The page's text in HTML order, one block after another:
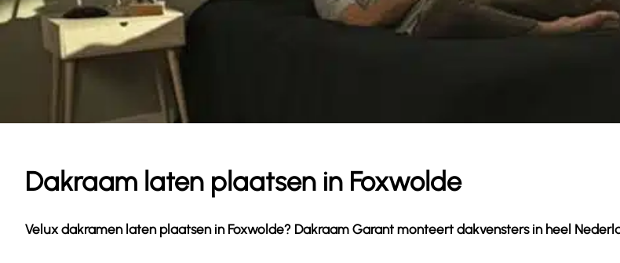
Dakraam laten plaatsen in Foxwolde
Velux dakramen laten plaatsen in Foxwolde? Dakraam Garant monteert dakvensters in heel